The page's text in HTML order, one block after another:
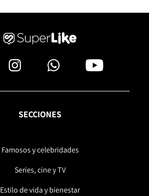
SECCIONES
Famosos y celebridades
Series, cine y TV
Estilo de vida y bienestar